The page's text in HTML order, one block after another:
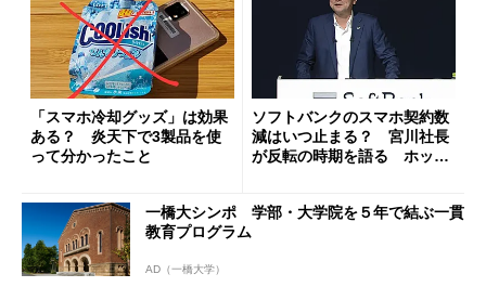
「スマホ冷却グッズ」は効果
ある？ 炎天下で3製品を使
って分かったこと
ソフトバンクのスマホ契約数
減はいつ止まる？ 宮川社長
が反転の時期を語る ホッピ
一橋大シンポ 学部・大学院を５年で結ぶ一貫
教育プログラム
AD（一橋大学）